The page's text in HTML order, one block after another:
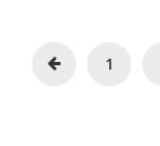
1